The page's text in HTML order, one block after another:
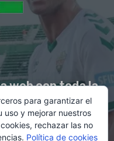
web con toda la
C.F.
para garantizar el
uso y mejorar nuestros
rechazar las no
Política de cookies